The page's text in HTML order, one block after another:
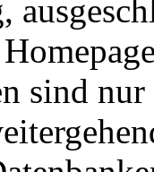
sind